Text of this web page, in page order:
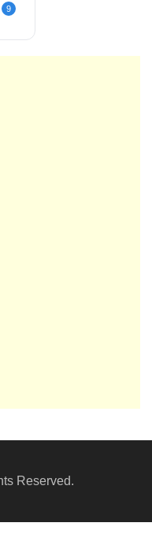
9
Reserved.